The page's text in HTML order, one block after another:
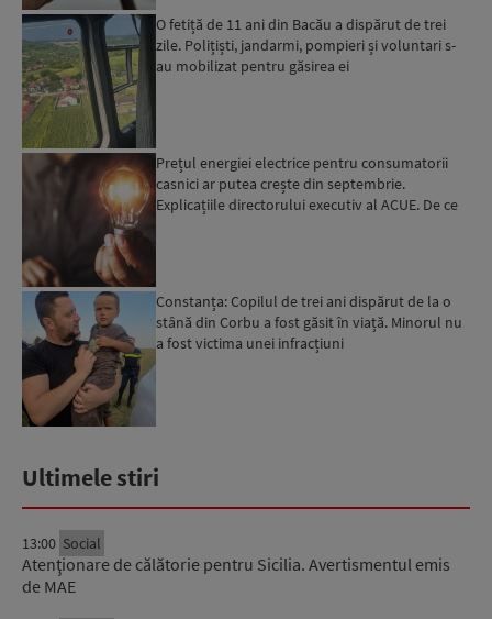
O fetiță de 11 ani din Bacău a dispărut de trei
zile. Polițiști, jandarmi, pompieri și voluntari s-
au mobilizat pentru găsirea ei
Prețul energiei electrice pentru consumatorii
casnici ar putea crește din septembrie.
Explicațiile directorului executiv al ACUE. De ce
Constanța: Copilul de trei ani dispărut de la o
stână din Corbu a fost găsit în viață. Minorul nu
a fost victima unei infracțiuni
Ultimele stiri
13:00 Social
Atenţionare de călătorie pentru Sicilia. Avertismentul emis
de MAE